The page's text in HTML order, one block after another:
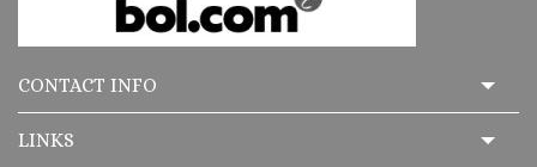
CONTACT INFO
LINKS